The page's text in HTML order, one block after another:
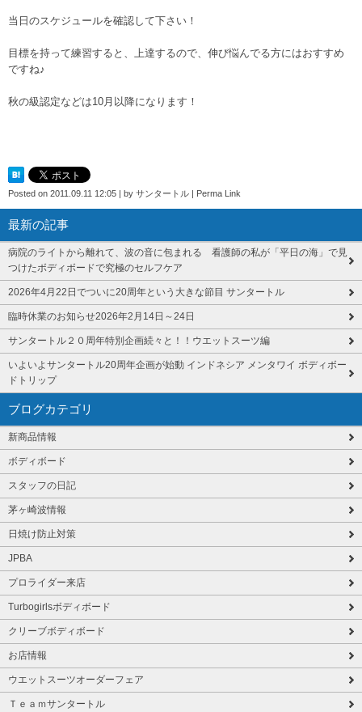
当日のスケジュールを確認して下さい！
目標を持って練習すると、上達するので、伸び悩んでる方にはおすすめ
ですね♪
秋の級認定などは10月以降になります！
Posted on 2011.09.11 12:05 by サンタートル Perma Link
最新の記事
病院のライトから離れて、波の音に包まれる 看護師の私が「平日の海」で見
つけたボディボードで究極のセルフケア
2026年4月22日でついに20周年という大きな節目 サンタートル
臨時休業のお知らせ2026年2月14日～24日
サンタートル２０周年特別企画続々と！！ウエットスーツ編
いよいよサンタートル20周年企画が始動 インドネシア メンタワイ ボディボー
ドトリップ
ブログカテゴリ
新商品情報
ボディボード
スタッフの日記
茅ヶ崎波情報
日焼け防止対策
JPBA
プロライダー来店
Turbogirlsボディボード
クリーブボディボード
お店情報
ウエットスーツオーダーフェア
Ｔｅａｍサンタートル